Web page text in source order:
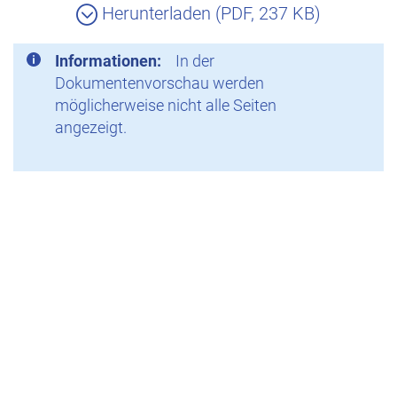
Herunterladen (PDF, 237 KB)
Informationen:
In der
Dokumentenvorschau werden
möglicherweise nicht alle Seiten
angezeigt.